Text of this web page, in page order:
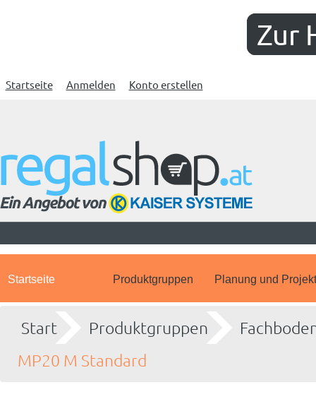
Zur
Startseite Anmelden Konto erstellen
Startseite Produktgruppen Planung und
Start Produktgruppen
MP20 M Standard